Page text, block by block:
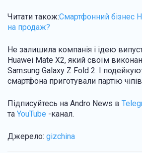
Читати також:Смартфонний бізнес
на продаж?
Не залишила компанія і ідею
Huawei Mate X2, який своїм
Samsung Galaxy Z Fold 2. І
смартфона приготували партію
Підписуйтесь на Andro News в
та YouTube -канал.
Джерело: gizchina